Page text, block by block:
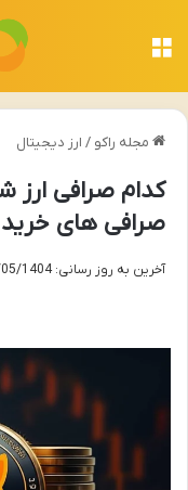
مجله راکو / ارز دیجیتال
کدام صرافی ارز
صرافی های خرید SHIB
آخرین به روز رسانی: 28/05/1404